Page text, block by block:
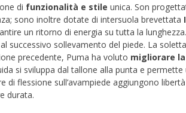
di funzionalità e stile unica. Son
sono inoltre dotate di intersuola brevettata
un ritorno di energia su tutta la
successivo sollevamento del piede. La
precedente, Puma ha voluto migliorare
si sviluppa dal tallone alla punta e permette
di flessione sull’avampiede aggiungono
durata.